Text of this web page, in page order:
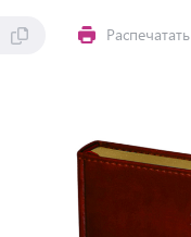
Распечатать